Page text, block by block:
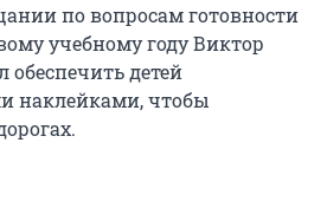
по вопросам готовности
учебному году Виктор
детей
наклейками, чтобы